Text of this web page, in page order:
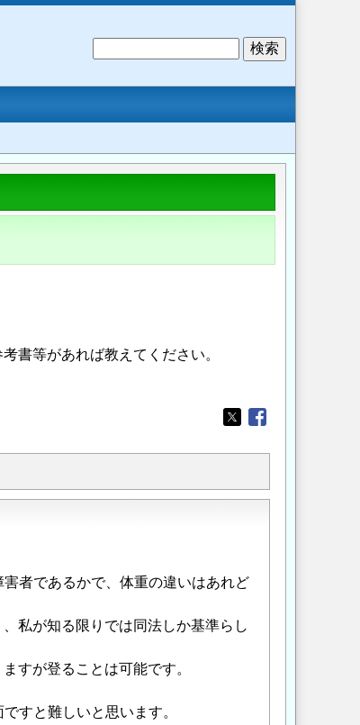
書等があれば教えてください。
Opens in a new
Opens in a new
者であるかで、体重の違いはあれど
私が知る限りでは同法しか基準らし
すが登ることは可能です。
すと難しいと思います。